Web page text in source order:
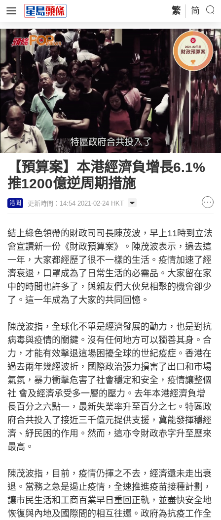
繁 简
Unmute Loaded:
100.00%
【預算案】本港經濟負增長6.1%
推1200億逆周期措施
港聞 更新時間：14:54 2021-02-24 HKT
結上綠色領帶的財政司司長陳茂波，早上11時到立法
會宣讀新一份《財政預算案》。陳茂波表示，過去這
一年，大家都經歷了很不一樣的生活。疫情加速了經
濟衰退，口罩成為了日常生活的必需品。大家留在家
中的時間也許多了，與親友們大伙兒相聚的機會卻少
了。這一年成為了大家的共同回憶。
陳茂波指，全球化不單是經濟發展的動力，也是對抗
病毒與疫情的關鍵。沒有任何地方可以獨善其身。合
力，才能有效擊退這場困擾全球的世紀疫症。香港在
過去兩年幾經波折，國際政治張力損害了出口和市場
氣氛，暴力衝擊危害了社會穩定和安全，疫情讓整個
社 會及經濟承受多一層的壓力。去年本港經濟負增
長百分之六點一，最新失業率升至百分之七。特區政
府合共投入了接近三千億元提供支援，冀能發揮穩經
濟、紓民困的作用。然而，這亦令財政赤字升至歷來
最高。
陳茂波指，目前，疫情仍揮之不去，經濟還未走出衰
退。當務之急是遏止疫情，全速推進疫苗接種計劃，
讓市民生活和工商百業早日重回正軌，並盡快安全地
恢復與內地及國際間的相互往還。政府為抗疫工作全